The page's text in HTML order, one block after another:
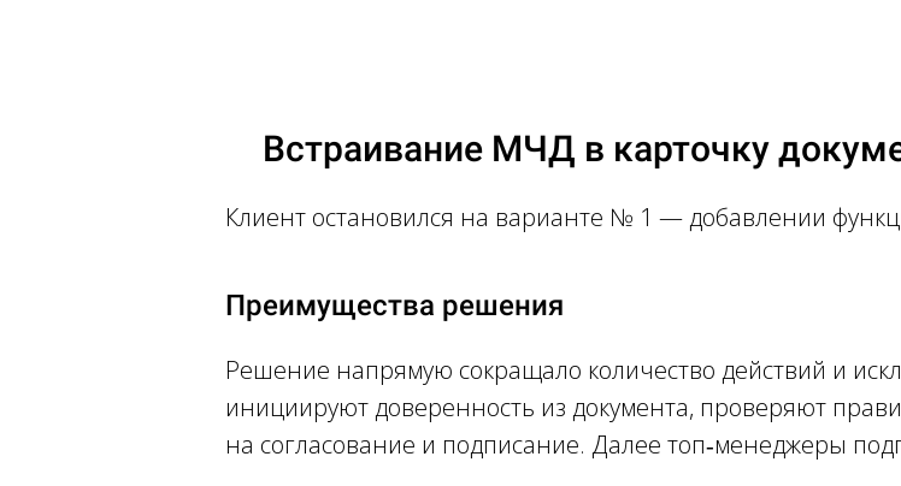
Встраивание МЧД в карточку
Клиент остановился на варианте № 1 — добавлении
Преимущества решения
Решение напрямую сокращало количество действий и
инициируют доверенность из документа, проверяют
на согласование и подписание. Далее топ‑менеджеры